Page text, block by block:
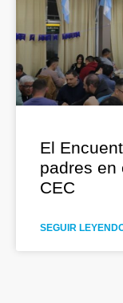
El
padres en
CEC
SEGUIR